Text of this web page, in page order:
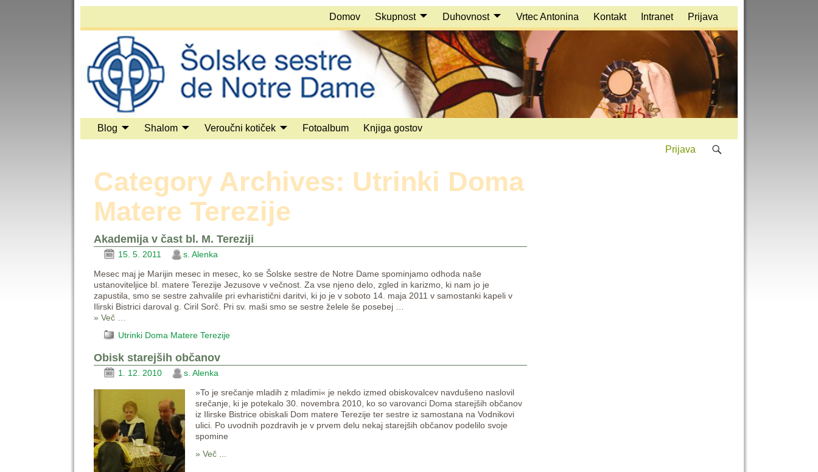
Domov Skupnost Duhovnost Vrtec Antonina Kontakt Intranet Prijava
Blog Shalom Veroučni kotiček Fotoalbum Knjiga gostov
Prijava
Category Archives: Utrinki Doma
Matere Terezije
Akademija v čast bl. M. Tereziji
15. 5. 2011
s. Alenka
Mesec maj je Marijin mesec in mesec, ko se Šolske sestre de Notre Dame spominjamo odhoda naše
ustanoviteljice bl. matere Terezije Jezusove v večnost. Za vse njeno delo, zgled in karizmo, ki nam jo je
zapustila, smo se sestre zahvalile pri evharistični daritvi, ki jo je v soboto 14. maja 2011 v samostanki kapeli v
Ilirski Bistrici daroval g. Ciril Sorč. Pri sv. maši smo se sestre želele še posebej
» Več …
Utrinki Doma Matere Terezije
Obisk starejših občanov
1. 12. 2010
s. Alenka
»To je srečanje mladih z mladimi« je nekdo izmed obiskovalcev navdušeno naslovil
srečanje, ki je potekalo 30. novembra 2010, ko so varovanci Doma starejših občanov
iz Ilirske Bistrice obiskali Dom matere Terezije ter sestre iz samostana na Vodnikovi
ulici. Po uvodnih pozdravih je v prvem delu nekaj starejših občanov podelilo svoje
spomine
» Več ...